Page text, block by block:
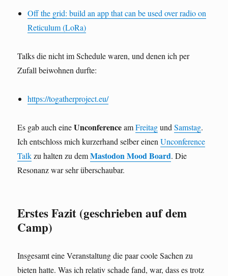
Off the grid: build an app that can be used over radio on
Reticulum (LoRa)
Talks die nicht im Schedule waren, und denen ich per
Zufall beiwohnen durfte:
https://togatherproject.eu/
Es gab auch eineUnconferenceamFreitagundSamstag.
Ich entschloss mich kurzerhand selber einenUnconference
Talkzu halten zu demMastodon Mood Board. Die
Resonanz war sehr überschaubar.
Erstes Fazit (geschrieben auf dem
Camp)
Insgesamt eine Veranstaltung die paar coole Sachen zu
bieten hatte. Was ich relativ schade fand, war, dass es trotz